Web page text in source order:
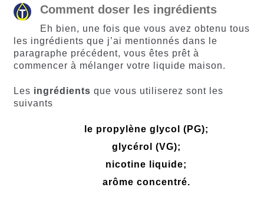
Comment doser les ingrédients
Eh bien, une fois que vous avez obtenu tous
les ingrédients que j’ai mentionnés dans le
paragraphe précédent, vous êtes prêt à
commencer à mélanger votre liquide maison.
Les ingrédients que vous utiliserez sont les
suivants
le propylène glycol (PG);
glycérol (VG);
nicotine liquide;
arôme concentré.